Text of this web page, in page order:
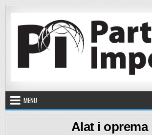
Partner Impex
MENU
Alat i oprema